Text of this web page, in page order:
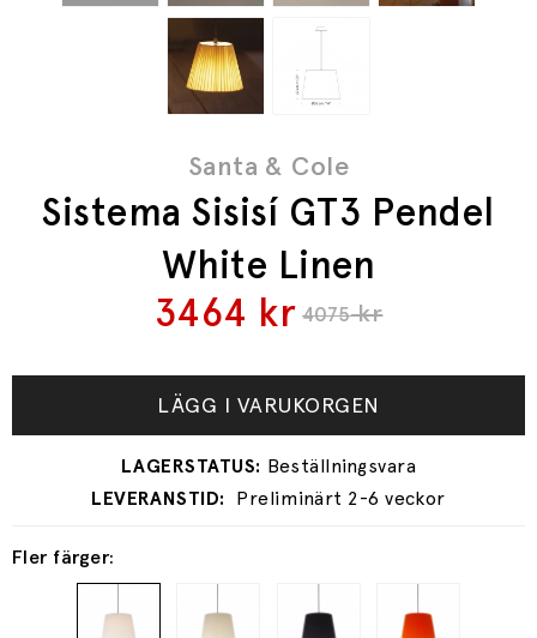
Santa & Cole
Sistema Sisisí GT3 Pendel
White Linen
4075kr
3464 kr
Fler färger:
LÄGG I VARUKORGEN
Preliminärt 2-6 veckor